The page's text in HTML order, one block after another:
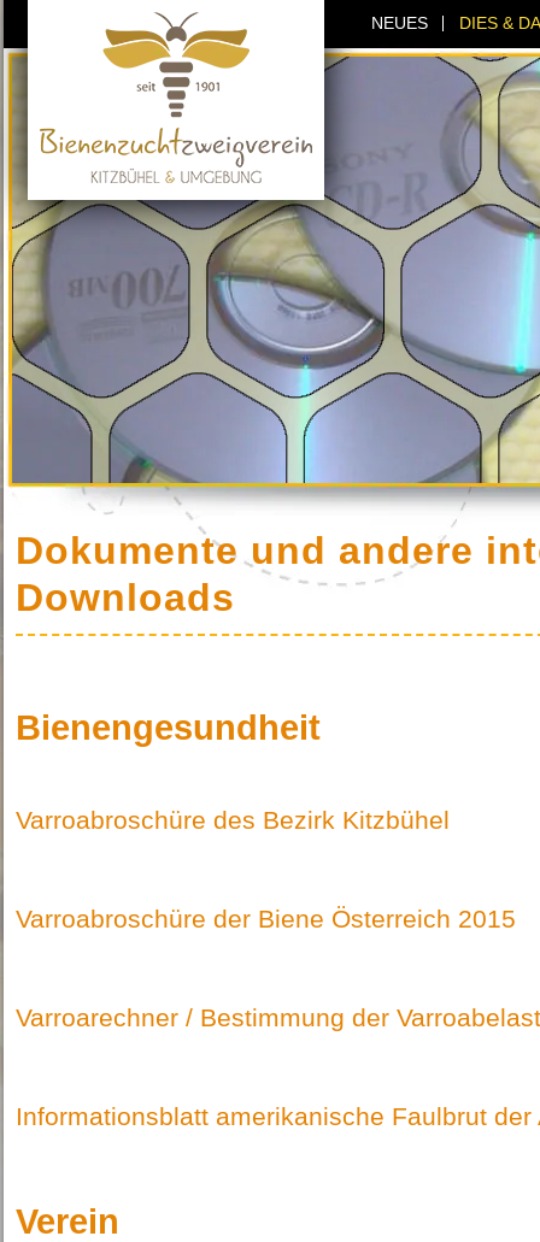
NEUES DIES &
Dokumente und andere
Downloads
Bienengesundheit
Varroabroschüre des Bezirk Kitzbühel
Varroabroschüre der Biene Österreich 2015
Varroarechner / Bestimmung der
Informationsblatt amerikanische Faulbrut der
Verein